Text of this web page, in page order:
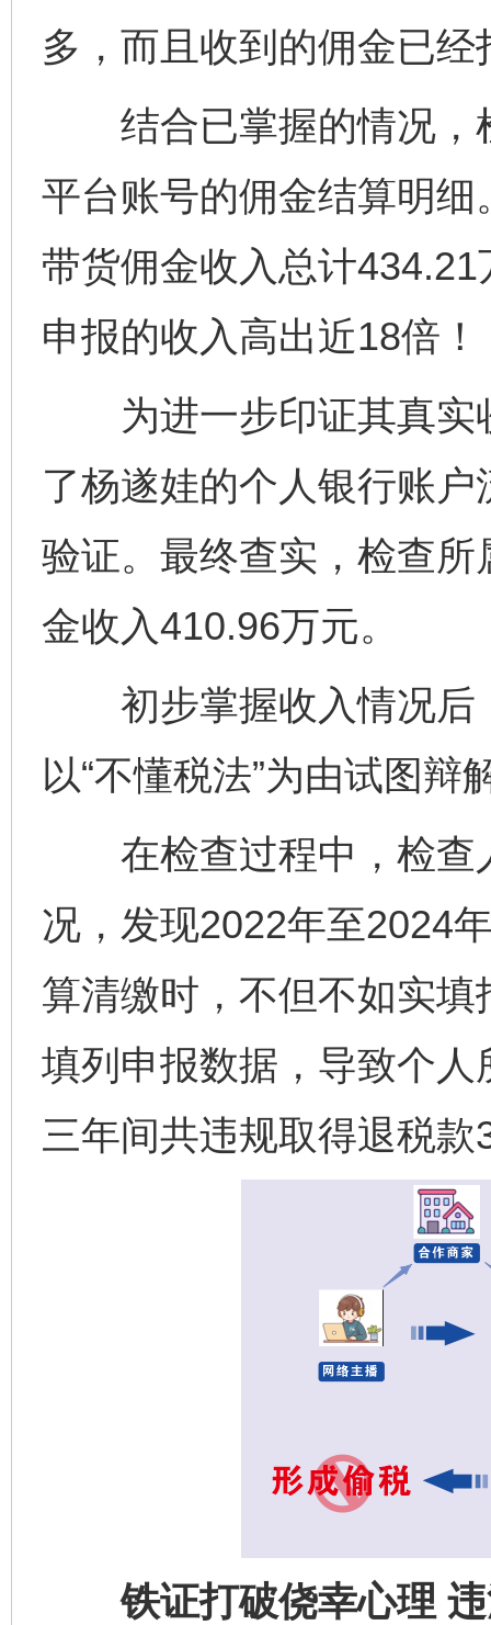
多，而且收到的佣金已经
结合已掌握的情况，
平台账号的佣金结算明
带货佣金收入总计
申报的收入高出近18倍！
为进一步印证其真实
了杨遂娃的个人银行账
验证。最终查实，检查
金收入410.96万元。
初步掌握收入情况后
以“不懂税法”为由试图辩
在检查过程中，检查
况，发现2022年至2024
算清缴时，不但不如实
填列申报数据，导致个
三年间共违规取得退税款
铁证打破侥幸心理 违